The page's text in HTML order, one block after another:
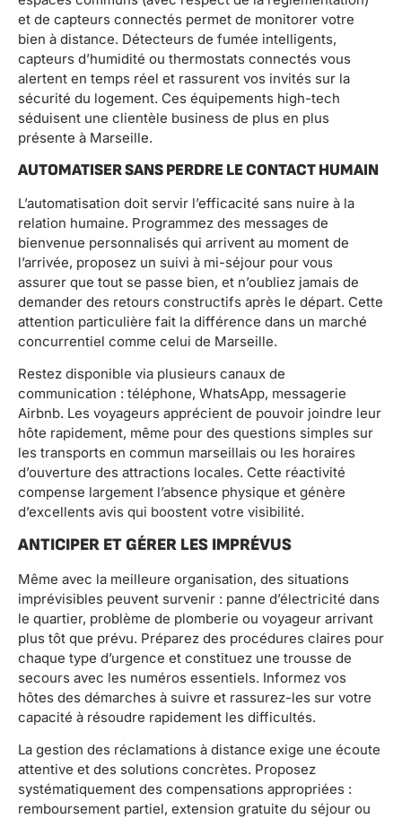
et de capteurs connectés permet de monitorer votre
bien à distance. Détecteurs de fumée intelligents,
capteurs d’humidité ou thermostats connectés vous
alertent en temps réel et rassurent vos invités sur la
sécurité du logement. Ces équipements high-tech
séduisent une clientèle business de plus en plus
présente à Marseille.
AUTOMATISER SANS PERDRE LE CONTACT HUMAIN
L’automatisation doit servir l’efficacité sans nuire à la
relation humaine. Programmez des messages de
bienvenue personnalisés qui arrivent au moment de
l’arrivée, proposez un suivi à mi-séjour pour vous
assurer que tout se passe bien, et n’oubliez jamais de
demander des retours constructifs après le départ. Cette
attention particulière fait la différence dans un marché
concurrentiel comme celui de Marseille.
Restez disponible via plusieurs canaux de
communication : téléphone, WhatsApp, messagerie
Airbnb. Les voyageurs apprécient de pouvoir joindre leur
hôte rapidement, même pour des questions simples sur
les transports en commun marseillais ou les horaires
d’ouverture des attractions locales. Cette réactivité
compense largement l’absence physique et génère
d’excellents avis qui boostent votre visibilité.
ANTICIPER ET GÉRER LES IMPRÉVUS
Même avec la meilleure organisation, des situations
imprévisibles peuvent survenir : panne d’électricité dans
le quartier, problème de plomberie ou voyageur arrivant
plus tôt que prévu. Préparez des procédures claires pour
chaque type d’urgence et constituez une trousse de
secours avec les numéros essentiels. Informez vos
hôtes des démarches à suivre et rassurez-les sur votre
capacité à résoudre rapidement les difficultés.
La gestion des réclamations à distance exige une écoute
attentive et des solutions concrètes. Proposez
systématiquement des compensations appropriées :
remboursement partiel, extension gratuite du séjour ou